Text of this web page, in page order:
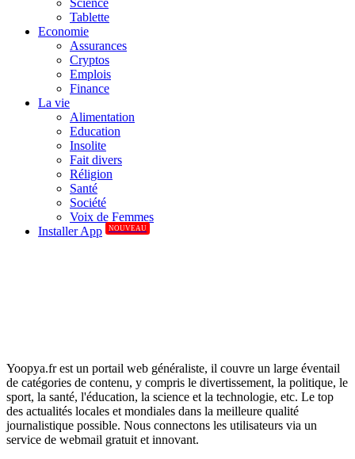
Science
Tablette
Economie
Assurances
Cryptos
Emplois
Finance
La vie
Alimentation
Education
Insolite
Fait divers
Réligion
Santé
Société
Voix de Femmes
Installer App
NOUVEAU
Yoopya.fr est un portail web généraliste, il couvre un large éventail
de catégories de contenu, y compris le divertissement, la politique, le
sport, la santé, l'éducation, la science et la technologie, etc. Le top
des actualités locales et mondiales dans la meilleure qualité
journalistique possible. Nous connectons les utilisateurs via un
service de webmail gratuit et innovant.